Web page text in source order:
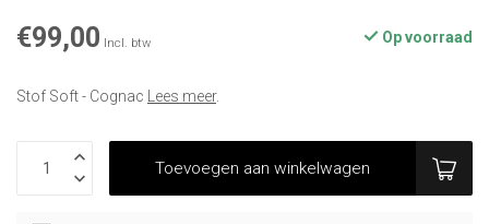
€99,00 Incl. btw Op voorraad
Stof Soft - Cognac Lees meer.
Toevoegen aan winkelwagen